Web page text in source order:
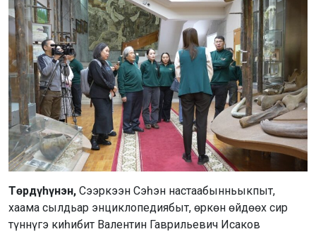
Төрдүһүнэн, Сээркээн Сэһэн настаабынньыкпыт,
хаама сылдьар энциклопедиябыт, өркөн өйдөөх сир
түннүгэ киһибит Валентин Гаврильевич Исаков